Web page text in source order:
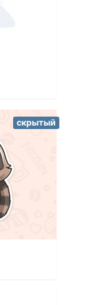
скрытый